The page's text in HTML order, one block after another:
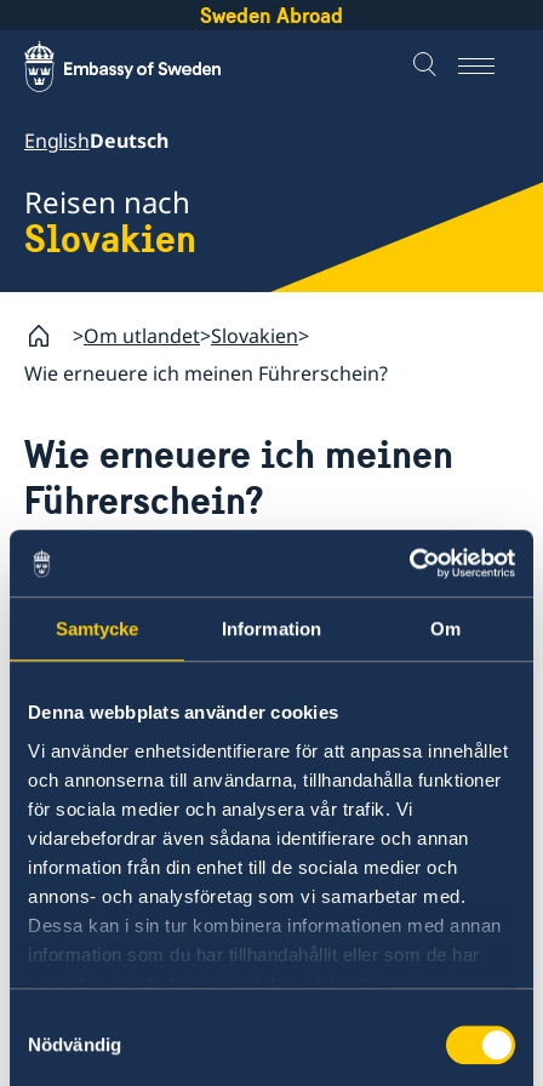
Samtycke Information Om
Denna webbplats använder cookies
Vi använder enhetsidentifierare för att anpassa innehållet
och annonserna till användarna, tillhandahålla funktioner
för sociala medier och analysera vår trafik. Vi
vidarebefordrar även sådana identifierare och annan
information från din enhet till de sociala medier och
annons- och analysföretag som vi samarbetar med.
Dessa kan i sin tur kombinera informationen med annan
information som du har tillhandahållit eller som de har
samlat in när du har använt deras tjänster.
Nödvändig
Sweden Abroad
EnglishDeutsch
Reisen nach
Slovakien
Om utlandet Slovakien
Wie erneuere ich meinen Führerschein?
Wie erneuere ich meinen
Führerschein?
Falls Sie einen gültigen schwedischen
Führerschein besitzen und in Österreich leben,
können Sie Ihren schwedischen Führerschein
verwenden bis er abläuft. Danach sollten Sie
dauerhaft in einem Land innerhalb des EWR,
sowie Österreich, aufhalten, muss der
Führerschein durch einen Führerschein dieses
Landes ersetzt werden. Informationen zu den
zuständigen Stellen finden Siehier .
Falls Sie in Schweden Ihren Wohnsitz haben,
sich jedoch vorübergehend in Österreich
befinden, können Sie Ihren schwedischen
Führerschein erneuern und bei der
Konsulat abholen. Sie können auch telefonisch